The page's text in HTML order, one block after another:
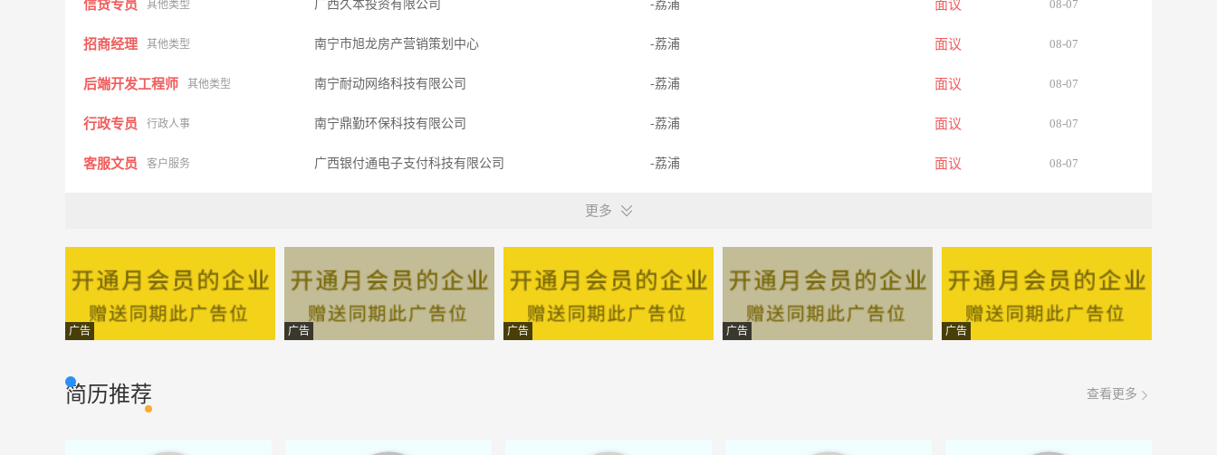
信贷专员 其他类型 广西久本投资有限公司 -荔浦 面议 08-07
招商经理 其他类型 南宁市旭龙房产营销策划中心 -荔浦 面议 08-07
后端开发工程师 其他类型 南宁耐动网络科技有限公司 -荔浦 面议 08-07
行政专员 行政人事 南宁鼎勤环保科技有限公司 -荔浦 面议 08-07
客服文员 客户服务 广西银付通电子支付科技有限公司 -荔浦 面议 08-07
新媒体运营专员 其他类型 广西耀景科技有限公司 -荔浦 面议 08-07
会计 其它类型 桂林康辉国际旅行社有限公司千里之行营业部 -广西荔浦 面议 08-07
asp程序员
更多
广告 广告 广告 广告 广告
简历推荐 查看更多